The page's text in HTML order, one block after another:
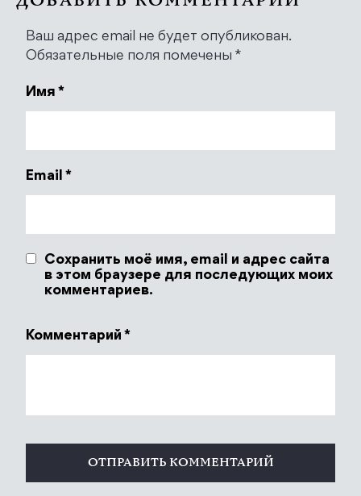
Ваш адрес email не будет опубликован.
Обязательные поля помечены *
Имя *
Email *
Сохранить моё имя, email и адрес сайта
в этом браузере для последующих моих
комментариев.
Комментарий *